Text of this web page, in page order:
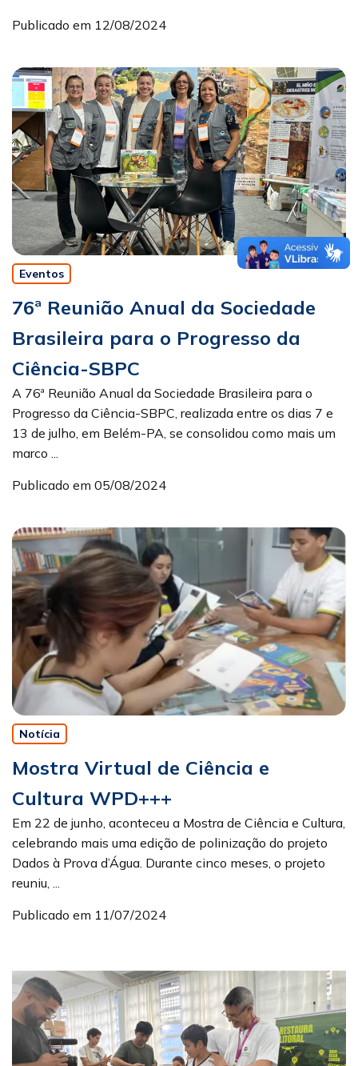
Publicado em 12/08/2024
Eventos
76ª Reunião Anual da Sociedade
Brasileira para o Progresso da
Ciência-SBPC
A 76ª Reunião Anual da Sociedade Brasileira para o
Progresso da Ciência-SBPC, realizada entre os dias 7 e
13 de julho, em Belém-PA, se consolidou como mais um
marco ...
Publicado em 05/08/2024
Notícia
Mostra Virtual de Ciência e
Cultura WPD+++
Em 22 de junho, aconteceu a Mostra de Ciência e Cultura,
celebrando mais uma edição de polinização do projeto
Dados à Prova d’Água. Durante cinco meses, o projeto
reuniu, ...
Publicado em 11/07/2024